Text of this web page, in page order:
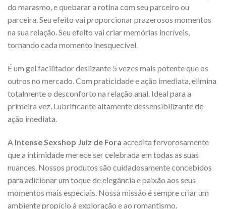
do marasmo, e quebarar a rotina com seu parceiro ou
parceira. Seu efeito vai proporcionar prazerosos momentos
na sua relação. Seu efeito vai criar memórias incríveis,
tornando cada momento inesquecível.
É um gel facilitador deslizante 5 vezes mais potente que os
outros no mercado. Com praticidade e ação imediata, elimina
totalmente o desconforto na relação anal. Ideal para a
primeira vez. Lubrificante altamente dessensibilizante de
ação imediata.
A Intense Sexshop Juiz de Fora acredita fervorosamente
que a intimidade merece ser celebrada em todas as suas
nuances. Nossos produtos são cuidadosamente concebidos
para adicionar um toque de elegância e paixão aos seus
momentos mais especiais. Nossa missão é sempre criar um
ambiente propício à exploração e ao romantismo.